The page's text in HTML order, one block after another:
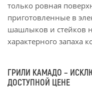
только ровная
приготовленные в
шашлыков и стейков
характерного запаха
ГРИЛИ КАМАДО –
ДОСТУПНОЙ ЦЕНЕ